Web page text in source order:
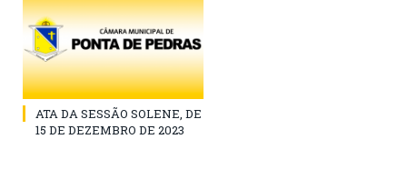
ATA DA SESSÃO SOLENE, DE
15 DE DEZEMBRO DE 2023